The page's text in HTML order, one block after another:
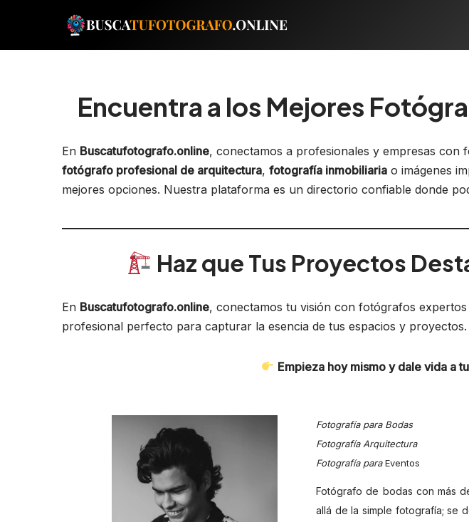
Encuentra a los Mejores
En Buscatufotografo.online, conectamos a profesionales y empresas con
fotógrafo profesional de arquitectura, fotografía inmobiliaria o imágenes
mejores opciones. Nuestra plataforma es un directorio confiable donde
Haz que Tus Proyectos
En Buscatufotografo.online, conectamos tu visión con fotógrafos
profesional perfecto para capturar la esencia de tus espacios y proyectos.
Empieza hoy mismo y dale vida a
Fotografía para Bodas
Fotografía Arquitectura
Fotografía paraEventos
Fotógrafo de bodas con más
allá de la simple fotografía; se